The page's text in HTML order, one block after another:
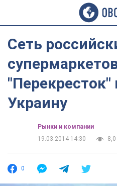
Сеть
"Перекресток"
Украину
Рынки и компании
19.03.2014 14:30
8,0
0